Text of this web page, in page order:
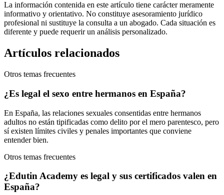
La información contenida en este artículo tiene carácter meramente
informativo y orientativo. No constituye asesoramiento jurídico
profesional ni sustituye la consulta a un abogado. Cada situación es
diferente y puede requerir un análisis personalizado.
Artículos relacionados
Otros temas frecuentes
¿Es legal el sexo entre hermanos en España?
En España, las relaciones sexuales consentidas entre hermanos
adultos no están tipificadas como delito por el mero parentesco, pero
sí existen límites civiles y penales importantes que conviene
entender bien.
Otros temas frecuentes
¿Edutin Academy es legal y sus certificados valen en
España?